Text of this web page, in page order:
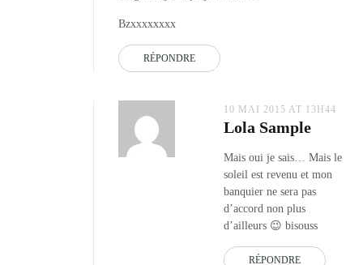
Bzxxxxxxxx
RÉPONDRE
10 MAI 2015 AT 13H44
Lola Sample
Mais oui je sais… Mais le
soleil est revenu et mon
banquier ne sera pas
d’accord non plus
d’ailleurs 😉 bisouss
RÉPONDRE